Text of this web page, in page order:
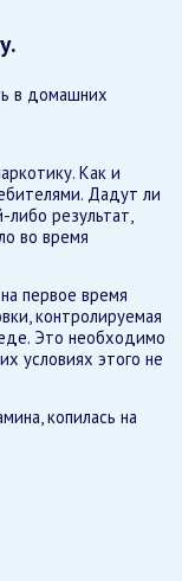
в домашних
Как и
Дадут ли
результат,
во время
первое время
контролируемая
Это необходимо
условиях этого не
копилась на